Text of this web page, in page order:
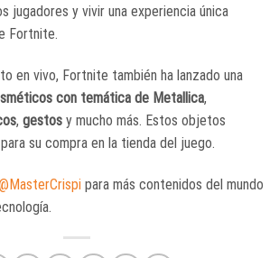
jugadores y vivir una experiencia única
Fortnite.
en vivo, Fortnite también ha lanzado una
con temática de Metallica,
, gestos y mucho más. Estos objetos
su compra en la tienda del juego.
para más contenidos del mundo